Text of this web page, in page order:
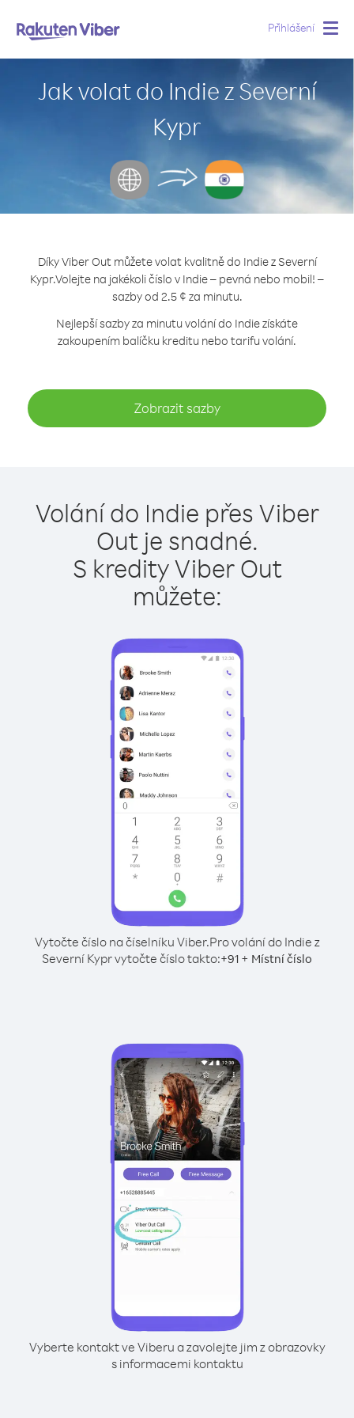
Přihlášení
Jak volat do Indie z Severní
Kypr
Díky Viber Out můžete volat kvalitně do Indie z Severní
Kypr.Volejte na jakékoli číslo v Indie – pevná nebo mobil! –
sazby od 2.5 ¢ za minutu.
Nejlepší sazby za minutu volání do Indie získáte
zakoupením balíčku kreditu nebo tarifu volání.
Zobrazit sazby
Volání do Indie přes Viber
Out je snadné.
S kredity Viber Out
můžete:
Vytočte číslo na číselníku Viber.Pro volání do Indie z
Severní Kypr vytočte číslo takto:+91 + Místní číslo
Vyberte kontakt ve Viberu a zavolejte jim z obrazovky
s informacemi kontaktu